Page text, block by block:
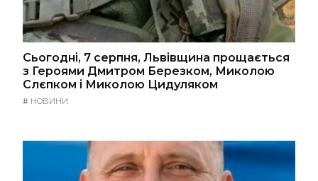
Сьогодні, 7 серпня, Львівщина прощається
з Героями Дмитром Березком, Миколою
Слєпком і Миколою Цидуляком
# НОВИНИ